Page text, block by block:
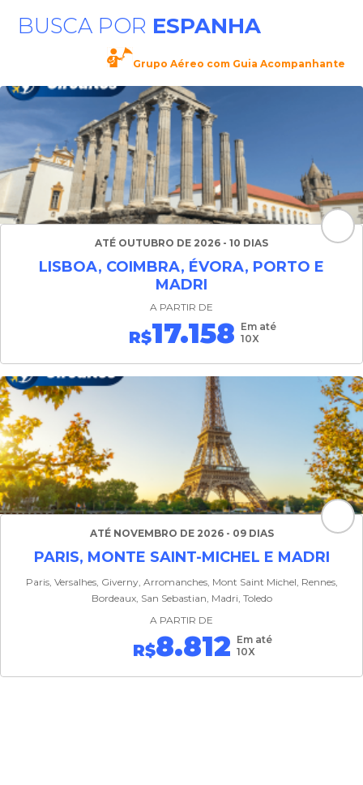
BUSCA POR ESPANHA
Grupo Aéreo com Guia Acompanhante
ATÉ OUTUBRO DE 2026 - 10 DIAS
LISBOA, COIMBRA, ÉVORA, PORTO E
MADRI
A PARTIR DE
R$17.158 Em até
10X
ATÉ NOVEMBRO DE 2026 - 09 DIAS
PARIS, MONTE SAINT-MICHEL E MADRI
Paris, Versalhes, Giverny, Arromanches, Mont Saint Michel, Rennes,
Bordeaux, San Sebastian, Madri, Toledo
A PARTIR DE
R$8.812 Em até
10X